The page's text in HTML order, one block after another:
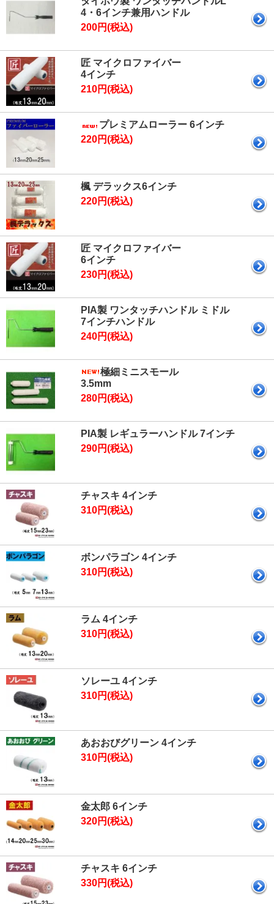
4・6インチ兼用ハンドル
200円(税込)
匠 マイクロファイバー
4インチ
210円(税込)
プレミアムローラー 6インチ
220円(税込)
楓 デラックス6インチ
220円(税込)
匠 マイクロファイバー
6インチ
230円(税込)
PIA製 ワンタッチハンドル ミドル
7インチハンドル
240円(税込)
極細ミニスモール
3.5mm
280円(税込)
PIA製 レギュラーハンドル 7インチ
290円(税込)
チャスキ 4インチ
310円(税込)
ボンパラゴン 4インチ
310円(税込)
ラム 4インチ
310円(税込)
ソレーユ 4インチ
310円(税込)
あおおびグリーン 4インチ
310円(税込)
金太郎 6インチ
320円(税込)
チャスキ 6インチ
330円(税込)